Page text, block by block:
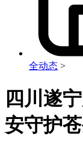
全动态 >
四川遂
安守护